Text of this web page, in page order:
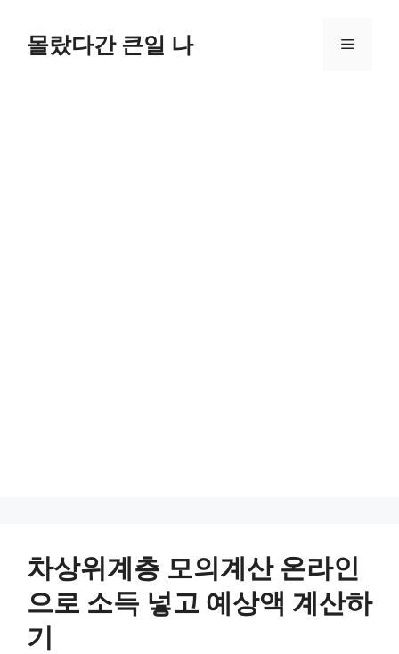
몰랐다간 큰일 나 메
차상위계층 모의계산 온라인
으로 소득 넣고 예상액 계산하
기